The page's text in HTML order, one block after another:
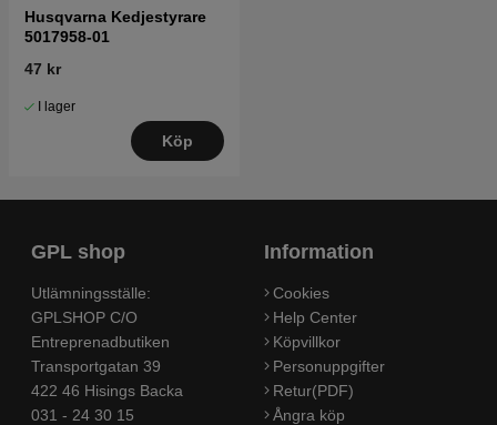
Husqvarna Kedjestyrare
5017958-01
47 kr
I lager
Köp
GPL shop
Utlämningsställe:
GPLSHOP C/O
Entreprenadbutiken
Transportgatan 39
422 46 Hisings Backa
031 - 24 30 15
Information
Cookies
Help Center
Köpvillkor
Personuppgifter
Retur(PDF)
Ångra köp